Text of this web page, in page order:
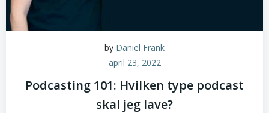
by Daniel Frank
april 23, 2022
Podcasting 101: Hvilken type podcast
skal jeg lave?